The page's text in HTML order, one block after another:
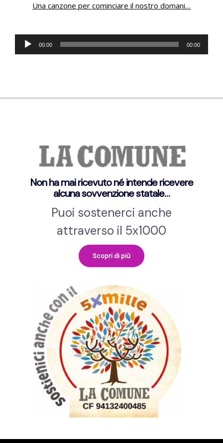
Una canzone per cominciare il nostro domani…
Audio
Player
00:00 00:00
Non ha mai ricevuto né intende ricevere
alcuna sovvenzione statale…
Puoi sostenerci anche
attraverso il 5x1000
Scopri di più